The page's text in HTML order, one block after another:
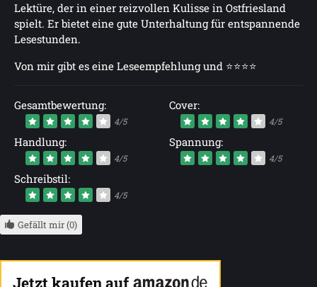
Lektüre, der in einer reizvollen Kulisse in Ostfriesland
spielt. Er bietet eine gute Unterhaltung für entspannende
Lesestunden.
Von mir gibt es eine Leseempfehlung und ⭐⭐⭐⭐
Gesamtbewertung:
4/5
Cover:
4/5
Handlung:
4/5
Spannung:
4/5
Schreibstil:
4/5
Gefällt mir (0)
Jetzt kaufen auf